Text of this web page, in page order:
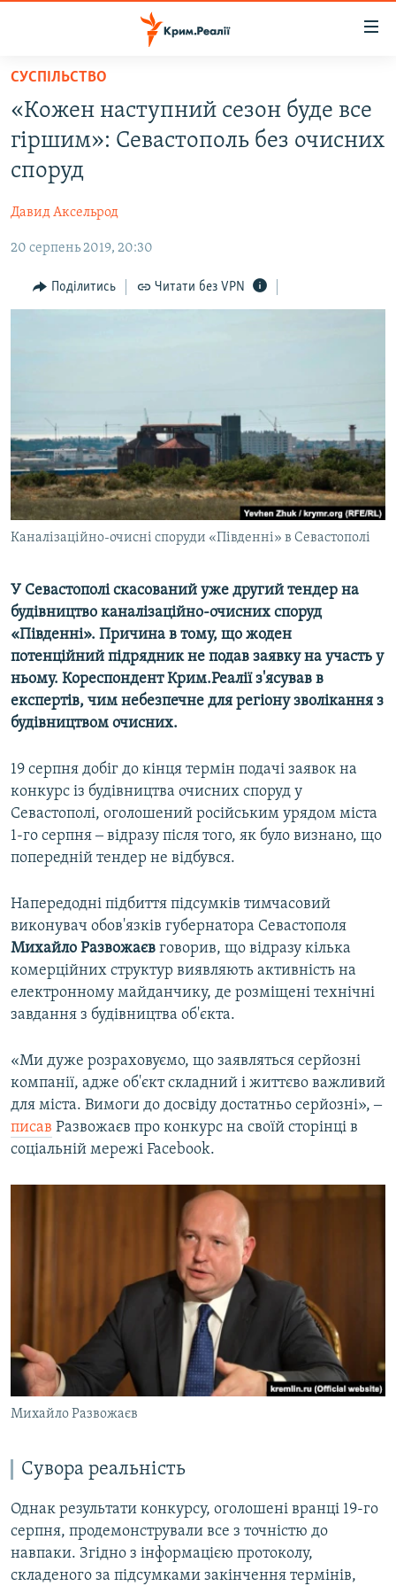
Перейти
основного
матеріалу
Перейти
до
основної
Перейти
пошуку
ВІДЕО ТА ФОТО
БЛОГИ
ПОГЛЯД
ІНТЕРВ'Ю
ВІДЕОУРОКИ «ELIFBE»
СВІДЧЕННЯ ОКУПАЦІЇ
УКРАЇНСЬКА ПРОБЛЕМА КРИМУ
ІНФОГРАФІКА
Русский
Qırımtatar
ДОЛУЧАЙСЯ!
Усі сайти RFE/RL
СУСПІЛЬСТВО
«Кожен наступний сезон буде все
гіршим»: Севастополь без очисних
споруд
Давид Аксельрод
20 серпень 2019, 20:30
Поділитись Читати без VPN
Каналізаційно-очисні споруди «Південні» в Севастополі
У Севастополі скасований уже другий тендер на
будівництво каналізаційно-очисних споруд
«Південні». Причина в тому, що жоден
потенційний підрядник не подав заявку на участь у
ньому. Кореспондент Крим.Реалії з'ясував в
експертів, чим небезпечне для регіону зволікання з
будівництвом очисних.
19 серпня добіг до кінця термін подачі заявок на
конкурс із будівництва очисних споруд у
Севастополі, оголошений російським урядом міста
1-го серпня ‒ відразу після того, як було визнано, що
попередній тендер не відбувся.
Напередодні підбиття підсумків тимчасовий
виконувач обов'язків губернатора Севастополя
Михайло Развожаєв говорив, що відразу кілька
комерційних структур виявляють активність на
електронному майданчику, де розміщені технічні
завдання з будівництва об'єкта.
«Ми дуже розраховуємо, що заявляться серйозні
компанії, адже об'єкт складний і життєво важливий
для міста. Вимоги до досвіду достатньо серйозні», ‒
писав Развожаєв про конкурс на своїй сторінці в
соціальній мережі Facebook.
Михайло Развожаєв
Сувора реальність
Однак результати конкурсу, оголошені вранці 19-го
серпня, продемонстрували все з точністю до
навпаки. Згідно з інформацією протоколу,
складеного за підсумками закінчення термінів,